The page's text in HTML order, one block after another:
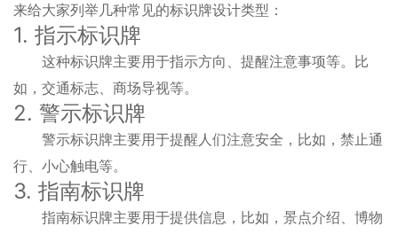
来给大家列举几种常见的标识牌设计类型：
1. 指示标识牌
这种标识牌主要用于指示方向、提醒注意事项等。比
如，交通标志、商场导视等。
2. 警示标识牌
警示标识牌主要用于提醒人们注意安全，比如，禁止通
行、小心触电等。
3. 指南标识牌
指南标识牌主要用于提供信息，比如，景点介绍、博物